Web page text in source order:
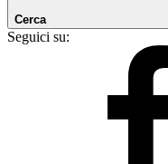
Cerca
Seguici su: